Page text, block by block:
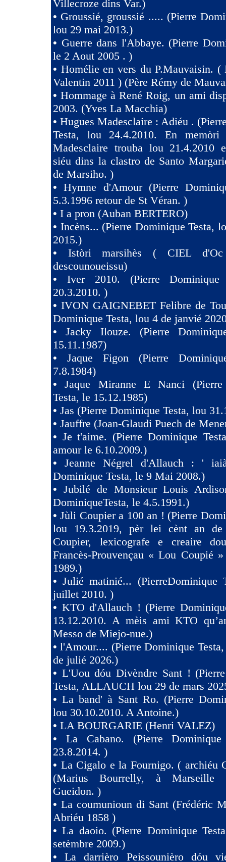
Villecroze dins Var.)
• Groussié, groussié ..... (Pierre
lou 29 mai 2013.)
• Guerre dans l'Abbaye. (Pierre
le 2 Aout 2005 . )
• Homélie en vers du P.Mauvaisin. (
Valentin 2011 ) (Père Rémy de
•Hommage à René Roig, un ami
2003. (Yves La Macchia)
• Hugues Madesclaire : Adiéu .
Testa, lou 24.4.2010. En memòri
Madesclaire trouba lou 21.4.2010
siéu dins la clastro de Santo
de Marsiho. )
•Hymne d'Amour (Pierre
5.3.1996 retour de St Véran. )
• I a pron (Auban BERTERO)
• Incèns... (Pierre Dominique Testa,
2015.)
• Istòri marsihès ( CIEL
descounoueissu)
• Iver 2010. (Pierre
20.3.2010. )
• IVON GAIGNEBET Felibre de
Dominique Testa, lou 4 de janvié
•Jacky Ilouze. (Pierre
15.11.1987)
• Jaque Figon (Pierre
7.8.1984)
•Jaque Miranne E Nanci (Pierre
Testa, le 15.12.1985)
• Jas (Pierre Dominique Testa, lou
• Jauffre (Joan-Glaudi Puech de
• Je t'aime. (Pierre Dominique
amour le 6.10.2009.)
• Jeanne Négrel d'Allauch : '
Dominique Testa, le 9 Mai 2008.)
• Jubilé de Monsieur Louis
DominiqueTesta, le 4.5.1991.)
•Jùli Coupier a 100 an ! (Pierre
lou 19.3.2019, pèr lei cènt an de
Coupier, lexicografe e creaire
Francès-Prouvençau « Lou Coupié
1989.)
•Julié matinié... (PierreDominique
juillet 2010. )
• KTO d'Allauch ! (Pierre
13.12.2010. A mèis ami KTO
Messo de Miejo-nue.)
•l'Amour.... (Pierre Dominique
de julié 2026.)
• L'Uou dóu Divèndre Sant !
Testa, ALLAUCH lou 29 de mars
•La band' à Sant Ro. (Pierre
lou 30.10.2010. A Antoine.)
• LA BOURGARIE (Henri VALEZ)
• La Cabano. (Pierre
23.8.2014. )
• La Cigalo e la Fournigo. ( archiéu
(Marius Bourrelly, à Marseille
Gueidon. )
• La coumunioun di Sant (Frédéric
Abriéu 1858 )
•La daoio. (Pierre Dominique
setèmbre 2009.)
•La darrièro Peissounièro dóu